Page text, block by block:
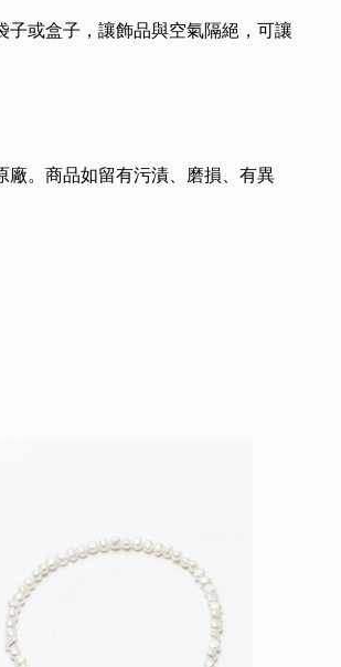
或盒子，讓飾品與空氣隔絕，可讓
。商品如留有污漬、磨損、有異